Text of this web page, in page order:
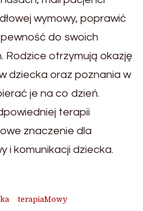
wymowy, poprawić
do swoich
Rodzice otrzymują okazję
dziecka oraz poznania w
je na co dzień.
terapii
znaczenie dla
i komunikacji dziecka.
terapiaMowy